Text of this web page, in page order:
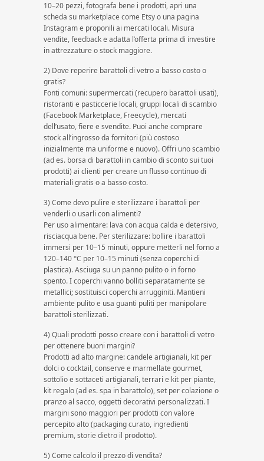
10–20 pezzi, fotografa bene i prodotti, apri una
scheda su marketplace come Etsy o una pagina
Instagram e proponili ai mercati locali. Misura
vendite, feedback e adatta l’offerta prima di investire
in attrezzature o stock maggiore.
2) Dove reperire barattoli di vetro a basso costo o
gratis?
Fonti comuni: supermercati (recupero barattoli usati),
ristoranti e pasticcerie locali, gruppi locali di scambio
(Facebook Marketplace, Freecycle), mercati
dell’usato, fiere e svendite. Puoi anche comprare
stock all’ingrosso da fornitori (più costoso
inizialmente ma uniforme e nuovo). Offri uno scambio
(ad es. borsa di barattoli in cambio di sconto sui tuoi
prodotti) ai clienti per creare un flusso continuo di
materiali gratis o a basso costo.
3) Come devo pulire e sterilizzare i barattoli per
venderli o usarli con alimenti?
Per uso alimentare: lava con acqua calda e detersivo,
risciacqua bene. Per sterilizzare: bollire i barattoli
immersi per 10–15 minuti, oppure metterli nel forno a
120–140 °C per 10–15 minuti (senza coperchi di
plastica). Asciuga su un panno pulito o in forno
spento. I coperchi vanno bolliti separatamente se
metallici; sostituisci coperchi arrugginiti. Mantieni
ambiente pulito e usa guanti puliti per manipolare
barattoli sterilizzati.
4) Quali prodotti posso creare con i barattoli di vetro
per ottenere buoni margini?
Prodotti ad alto margine: candele artigianali, kit per
dolci o cocktail, conserve e marmellate gourmet,
sottolio e sottaceti artigianali, terrari e kit per piante,
kit regalo (ad es. spa in barattolo), set per colazione o
pranzo al sacco, oggetti decorativi personalizzati. I
margini sono maggiori per prodotti con valore
percepito alto (packaging curato, ingredienti
premium, storie dietro il prodotto).
5) Come calcolo il prezzo di vendita?